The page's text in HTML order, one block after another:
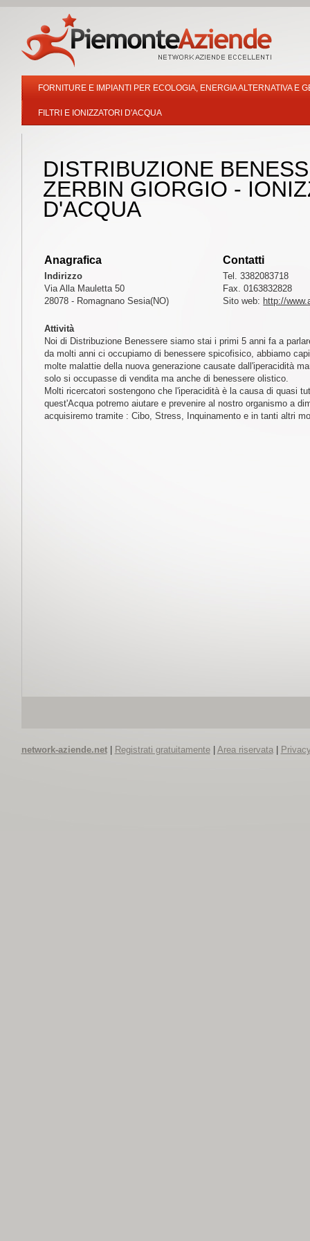
FORNITURE E IMPIANTI PER ECOLOGIA, ENERGIA ALTERNATIVA E
FILTRI E IONIZZATORI D'ACQUA
DISTRIBUZIONE
ZERBIN GIORGIO -
D'ACQUA
Anagrafica
Indirizzo
Via Alla Mauletta 50
28078 - Romagnano Sesia(NO)
Contatti
Tel. 3382083718
Fax. 0163832828
Sito web: http://
Attività
Noi di Distribuzione Benessere siamo stai i primi 5 anni fa a
da molti anni ci occupiamo di benessere spicofisico, abbiamo
molte malattie della nuova generazione causate dall'iperacidità
solo si occupasse di vendita ma anche di benessere olistico.
Molti ricercatori sostengono che l'iperacidità è la causa di quasi
quest'Acqua potremo aiutare e prevenire al nostro organismo a
acquisiremo tramite : Cibo, Stress, Inquinamento e in tanti altri
network-aziende.net| Registrati gratuitamente| Area riservata|